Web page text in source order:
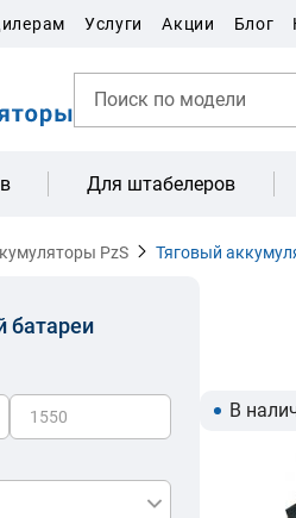
Услуги Акции Блог
Для штабелеров
PzS Тяговый
батареи
В